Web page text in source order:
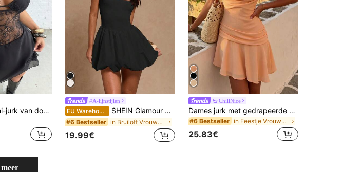
Jeanoix Sexy mini-jurk van doorschijnend kant met strik, perfect voor de lente/zomervakantie.
#A-lijnstijlen
EU Warehouse SHEIN Glamour Zwarte mouwloze mini-jurk met vierkante hals en pofmouwen, elegante jurk, galajurk, rave-outfit, streetwear, concertoutfit, cluboutfit, date-outfit, verjaardagsoutfit voor dames, Valentijnsjurk, trouwjurk, schattige jurk, jurk voor het afstudeerseizoen, vakantiejurk
#6 Bestseller in Bruiloft Vrouwen Mini Jurken
19.99€
ChillNice
Dames jurk met gedrapeerde hals en kraag in perzikkleur, rugstrik ontwerp met gerimpeld taille detail, veelzijdige mini jurk geschikt voor brunch, uitjes en zomerse kleding
#6 Bestseller in Feestje Vrouwen Korte Jurken
25.83€